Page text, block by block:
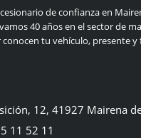
de confianza en
40 años en el sector de
tu vehículo, presente
12, 41927 Mairena
11 52 11